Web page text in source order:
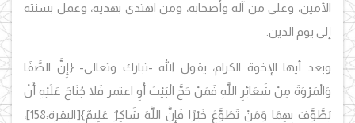
الأمين، وعلى من آله وأصحابه، ومن اهتدى بهديه، وعمل بسنته
إلى يوم الدين.
وبعد أيها الإخوة الكرام، يقول الله -تبارك وتعالى-{إِنَّ الصَّفَا
وَالْمَرْوَةَ مِنْ شَعَائِرِ اللَّهِ فَمَنْ حَجَّ الْبَيْتَ أَوِ اعتمر فَلا جُنَاحَ عَلَيْهِ أَنْ
يَطَّوَّفَ بِهِمَا وَمَنْ تَطَوَّعَ خَيْرًا فَإِنَّ اللَّهَ شَاكِرٌ عَلِيمٌ}
[البقرة:158]،